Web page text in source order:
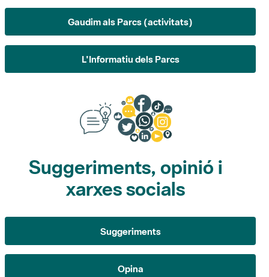
L'Informatiu dels Parcs
Suggeriments, opinió i
xarxes socials
Suggeriments
Opina
Xarxes socials